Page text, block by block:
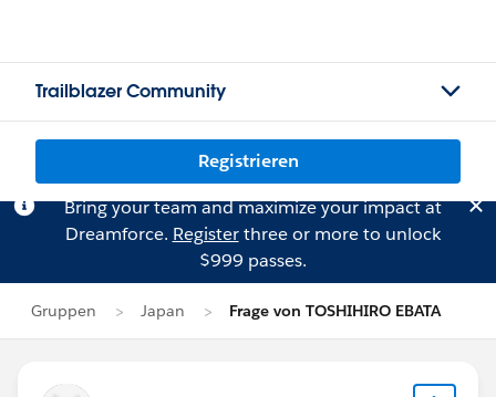
Trailblazer Community
Registrieren
Bring your team and maximize your impact at
Dreamforce. Registerthree or more to unlock
$999 passes.
Gruppen Japan Frage von TOSHIHIRO EBATA